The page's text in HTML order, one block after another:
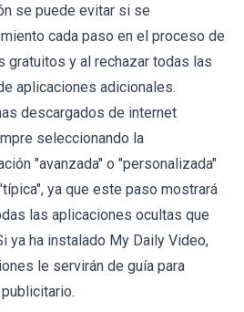
se puede evitar si se
cada paso en el proceso de
gratuitos y al rechazar todas las
aplicaciones adicionales.
descargados de internet
seleccionando la
"avanzada" o "personalizada"
ya que este paso mostrará
las aplicaciones ocultas que
ya ha instalado My Daily Video,
le servirán de guía para